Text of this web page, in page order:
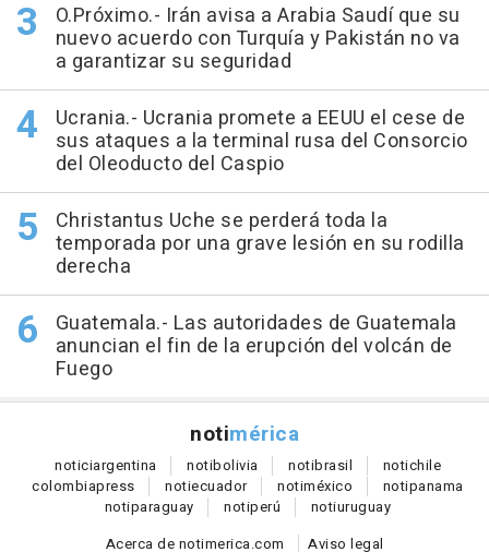
O.Próximo.- Irán avisa a Arabia Saudí que su
nuevo acuerdo con Turquía y Pakistán no va
a garantizar su seguridad
Ucrania.- Ucrania promete a EEUU el cese de
sus ataques a la terminal rusa del Consorcio
del Oleoducto del Caspio
Christantus Uche se perderá toda la
temporada por una grave lesión en su rodilla
derecha
Guatemala.- Las autoridades de Guatemala
anuncian el fin de la erupción del volcán de
Fuego
notimérica
noticiargentina notibolivia notibrasil notichile
colombiapress notiecuador notiméxico notipanama
notiparaguay notiperú notiuruguay
Acerca de notimerica.com
Aviso legal